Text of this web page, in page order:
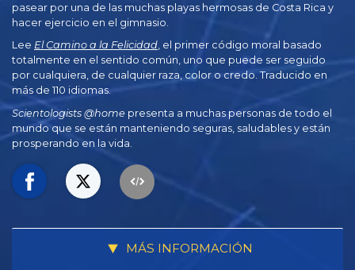
pasear por una de las muchas playas hermosas de Costa Rica y
hacer ejercicio en el gimnasio.
Lee El Camino a la Felicidad, el primer código moral basado
totalmente en el sentido común, uno que puede ser seguido
por cualquiera, de cualquier raza, color o credo. Traducido en
más de 110 idiomas.
Scientologists @home presenta a muchas personas de todo el
mundo que se están manteniendo seguras, saludables y están
prosperando en la vida.
MÁS INFORMACIÓN